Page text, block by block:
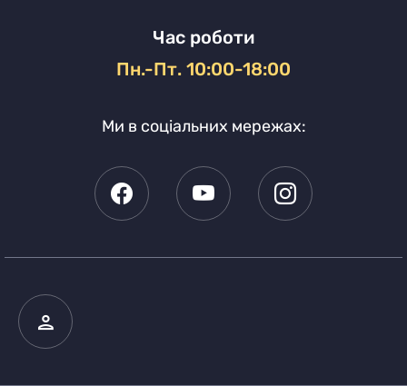
Час роботи
Пн.-Пт. 10:00-18:00
Ми в соціальних мережах: